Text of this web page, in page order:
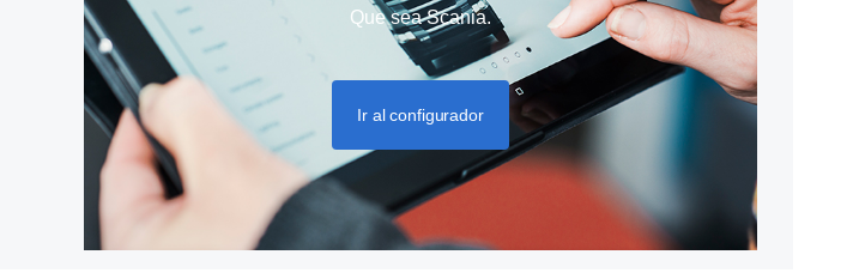
Que sea Scania.
Ir al configurador